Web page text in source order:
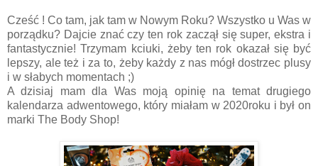
Cześć ! Co tam, jak tam w Nowym Roku? Wszystko u Was w
porządku? Dajcie znać czy ten rok zaczął się super, ekstra i
fantastycznie! Trzymam kciuki, żeby ten rok okazał się być
lepszy, ale też i za to, żeby każdy z nas mógł dostrzec plusy
i w słabych momentach ;)
A dzisiaj mam dla Was moją opinię na temat drugiego
kalendarza adwentowego, który miałam w 2020roku i był on
marki The Body Shop!